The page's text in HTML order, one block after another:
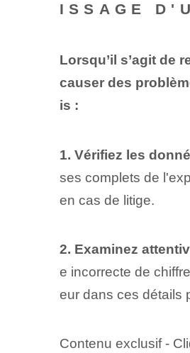
ISSAGE
Lorsqu’il s’agit de
causer des
is :
1. Vérifiez les
ses complets de
en cas de litige.
2. Examinez
e incorrecte de
eur dans ces détails
Contenu exclusif -